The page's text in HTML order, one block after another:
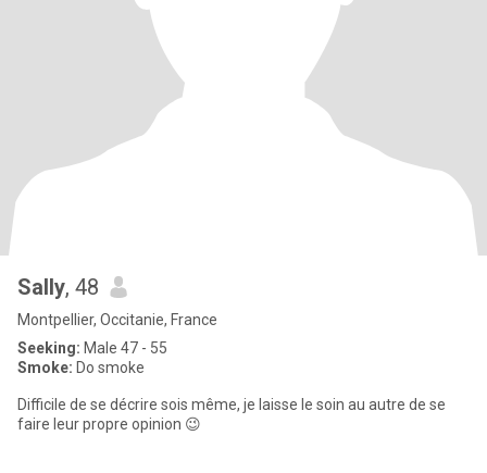
Sally, 48
Montpellier, Occitanie, France
Seeking: Male 47 - 55
Smoke: Do smoke
Difficile de se décrire sois même, je laisse le soin au autre de se
faire leur propre opinion 😉